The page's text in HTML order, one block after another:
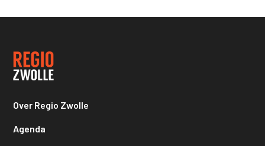
Over Regio Zwolle
Agenda